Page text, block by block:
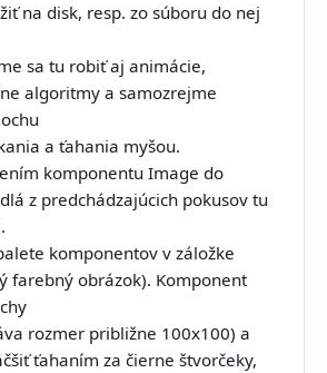
na disk, resp. zo súboru do nej
sa tu robiť aj animácie,
algoritmy a samozrejme
a ťahania myšou.
komponentu Image do
z predchádzajúcich pokusov tu
komponentov v záložke
farebný obrázok). Komponent
rozmer približne 100x100) a
ťahaním za čierne štvorčeky,